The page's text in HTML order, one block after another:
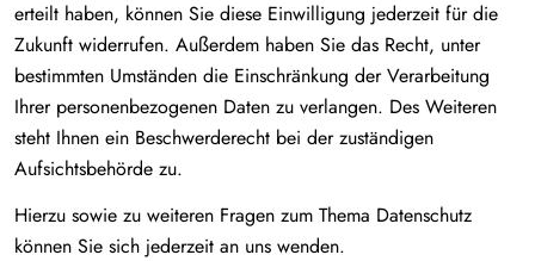
erteilt haben, können Sie diese Einwilligung jederzeit für die
Zukunft widerrufen. Außerdem haben Sie das Recht, unter
bestimmten Umständen die Einschränkung der Verarbeitung
Ihrer personenbezogenen Daten zu verlangen. Des Weiteren
steht Ihnen ein Beschwerderecht bei der zuständigen
Aufsichtsbehörde zu.
Hierzu sowie zu weiteren Fragen zum Thema Datenschutz
können Sie sich jederzeit an uns wenden.